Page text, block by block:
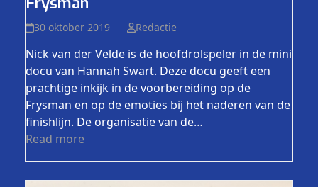
30 oktober 2019 Redactie
Nick van der Velde is de hoofdrolspeler in de mini
docu van Hannah Swart. Deze docu geeft een
prachtige inkijk in de voorbereiding op de
Frysman en op de emoties bij het naderen van de
finishlijn. De organisatie van de…
Read more